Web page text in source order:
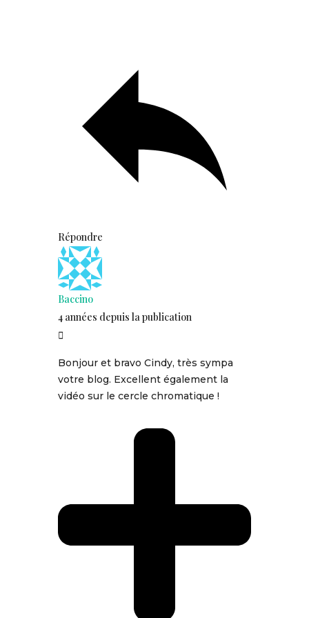
Répondre
Baccino
4 années depuis la publication
Bonjour et bravo Cindy, très sympa
votre blog. Excellent également la
vidéo sur le cercle chromatique !